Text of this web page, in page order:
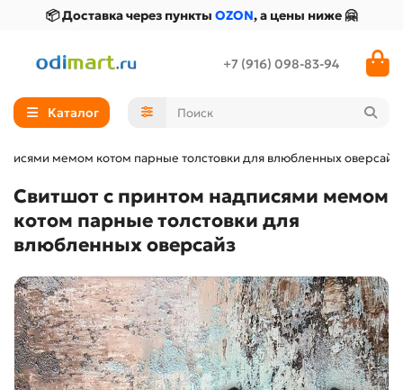
📦 Доставка через пункты OZON, а цены ниже 🤗
+7 (916) 098-83-94
Каталог
мемом котом парные толстовки для влюбленных оверсайз
Свитшот с принтом надписями мемом
котом парные толстовки для
влюбленных оверсайз